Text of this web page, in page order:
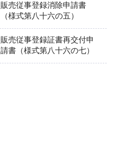
販売従事登録消除申請書
（様式第八十六の五）
販売従事登録証書再交付申
請書（様式第八十六の七）